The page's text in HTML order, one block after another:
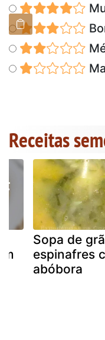
Receitas
Sopa de
espinafres
abóbora